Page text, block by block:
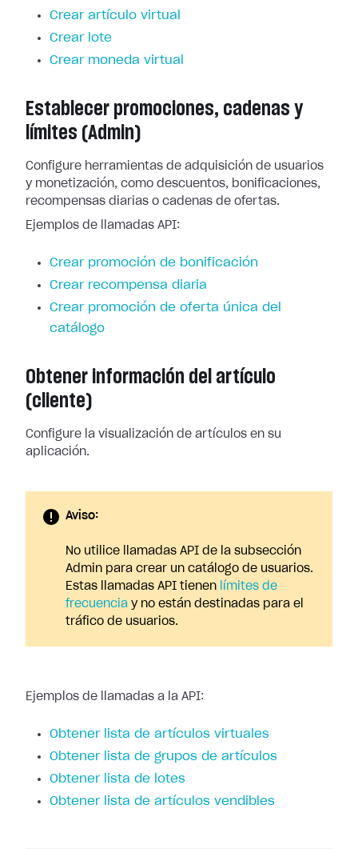
Crear artículo virtual
Crear lote
Crear moneda virtual
Establecer promociones, cadenas y
límites (Admin)
Configure herramientas de adquisición de usuarios
y monetización, como descuentos, bonificaciones,
recompensas diarias o cadenas de ofertas.
Ejemplos de llamadas API:
Crear promoción de bonificación
Crear recompensa diaria
Crear promoción de oferta única del
catálogo
Obtener información del artículo
(cliente)
Configure la visualización de artículos en su
aplicación.
Aviso:
No utilice llamadas API de la subsección
Admin para crear un catálogo de usuarios.
Estas llamadas API tienen
límites de
frecuencia y no están destinadas para el
tráfico de usuarios.
Ejemplos de llamadas a la API:
Obtener lista de artículos virtuales
Obtener lista de grupos de artículos
Obtener lista de lotes
Obtener lista de artículos vendibles